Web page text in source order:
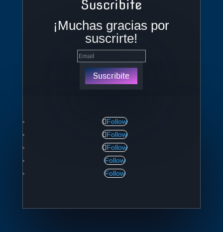
Suscribite
¡Muchas gracias por
suscrirte!
Suscribite
Follow
Follow
Follow
Follow
Follow